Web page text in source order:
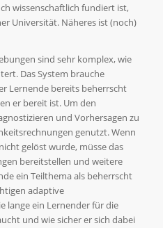
wissenschaftlich fundiert ist,
Universität. Näheres ist (noch)
sind sehr komplex, wie
Das System brauche
Lernende bereits beherrscht
er bereit ist. Um den
und Vorhersagen zu
genutzt. Wenn
gelöst wurde, müsse das
bereitstellen und weitere
ein Teilthema als beherrscht
adaptive
lange ein Lernender für die
und wie sicher er sich dabei